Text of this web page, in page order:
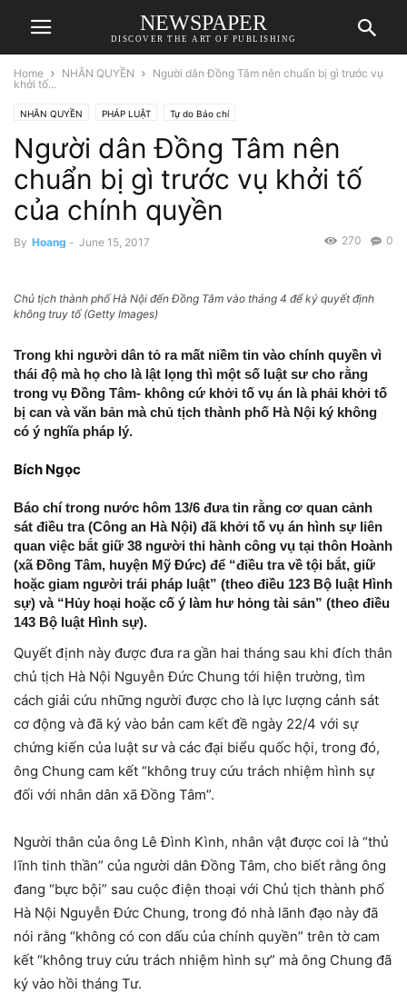
NEWSPAPER
DISCOVER THE ART OF PUBLISHING
Home NHÂN QUYỀN
Người dân Đồng Tâm nên chuẩn bị gì trước vụ
khởi tố...
NHÂN QUYỀN PHÁP LUẬT Tự do Báo chí
Người dân Đồng Tâm nên
chuẩn bị gì trước vụ khởi tố
của chính quyền
By Hoang - June 15, 2017 0
270
Chủ tịch thành phố Hà Nội đến Đồng Tâm vào tháng 4 để ký quyết định
không truy tố (Getty Images)
Trong khi người dân tỏ ra mất niềm tin vào chính quyền vì
thái độ mà họ cho là lật lọng thì một số luật sư cho rằng
trong vụ Đồng Tâm- không cứ khởi tố vụ án là phải khởi tố
bị can và văn bản mà chủ tịch thành phố Hà Nội ký không
có ý nghĩa pháp lý.
Bích Ngọc
Báo chí trong nước hôm 13/6 đưa tin rằng cơ quan cảnh
sát điều tra (Công an Hà Nội) đã khởi tố vụ án hình sự liên
quan việc bắt giữ 38 người thi hành công vụ tại thôn Hoành
(xã Đồng Tâm, huyện Mỹ Đức) để “điều tra về tội bắt, giữ
hoặc giam người trái pháp luật” (theo điều 123 Bộ luật Hình
sự) và “Hủy hoại hoặc cố ý làm hư hỏng tài sản” (theo điều
143 Bộ luật Hình sự).
Quyết định này được đưa ra gần hai tháng sau khi đích thân
chủ tịch Hà Nội Nguyễn Đức Chung tới hiện trường, tìm
cách giải cứu những người được cho là lực lượng cảnh sát
cơ động và đã ký vào bản cam kết đề ngày 22/4 với sự
chứng kiến của luật sư và các đại biểu quốc hội, trong đó,
ông Chung cam kết “không truy cứu trách nhiệm hình sự
đối với nhân dân xã Đồng Tâm”.
Người thân của ông Lê Đình Kình, nhân vật được coi là “thủ
lĩnh tinh thần” của người dân Đồng Tâm, cho biết rằng ông
đang “bực bội” sau cuộc điện thoại với Chủ tịch thành phố
Hà Nội Nguyễn Đức Chung, trong đó nhà lãnh đạo này đã
nói rằng “không có con dấu của chính quyền” trên tờ cam
kết “không truy cứu trách nhiệm hình sự” mà ông Chung đã
ký vào hồi tháng Tư.